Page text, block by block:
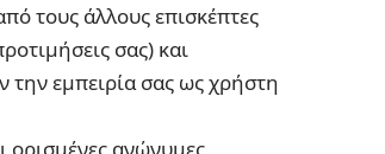
τους άλλους επισκέπτες
σας) και
την εμπειρία σας ως χρήστη